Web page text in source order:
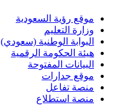
موقع رؤية السعودية
وزارة التعليم
البوابة الوطنية (سعودي)
هيئة الحكومة الرقمية
البيانات المفتوحة
موقع جدارات
منصة تفاعل
منصة استطلاع